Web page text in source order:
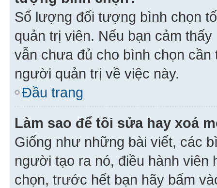
Số lượng đối tượng bình chọn
quản trị viên. Nếu bạn cảm
vẫn chưa đủ cho bình chọn
người quản trị về việc này.
Đầu trang
Làm sao để tôi sửa hay xoá
Giống như những bài viết, các
người tạo ra nó, điều hành
chọn, trước hết bạn hãy bấm